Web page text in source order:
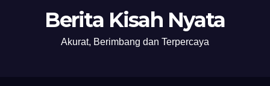
Berita Kisah Nyata
Akurat, Berimbang dan Terpercaya